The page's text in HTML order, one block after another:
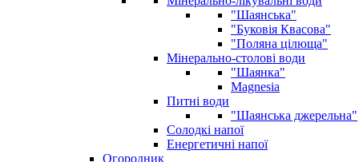
"Шаянська"
"Буковія Квасова"
"Поляна цілюща"
Мінерально-столові води
"Шаянка"
Magnesia
Питні води
"Шаянська джерельна"
Солодкі напої
Енергетичні напої
Огородник